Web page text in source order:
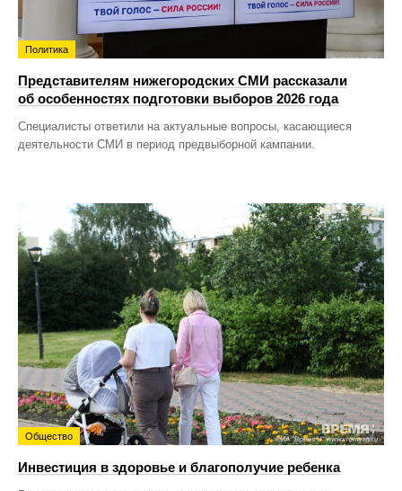
Политика
Представителям нижегородских СМИ рассказали
об особенностях подготовки выборов 2026 года
Специалисты ответили на актуальные вопросы, касающиеся
деятельности СМИ в период предвыборной кампании.
Общество
Инвестиция в здоровье и благополучие ребенка